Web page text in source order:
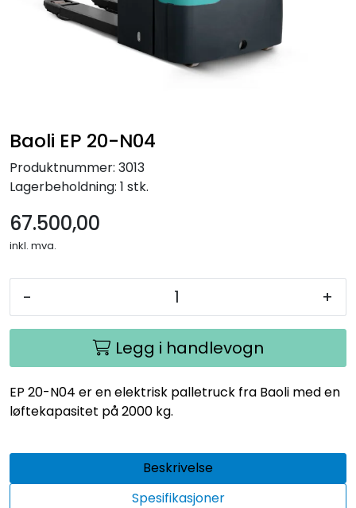
Baoli EP 20-N04
Produktnummer: 3013
Lagerbeholdning: 1 stk.
67.500,00
inkl. mva.
- +
Legg i handlevogn
EP 20-N04 er en elektrisk palletruck fra Baoli med en
løftekapasitet på 2000 kg.
Beskrivelse
Spesifikasjoner